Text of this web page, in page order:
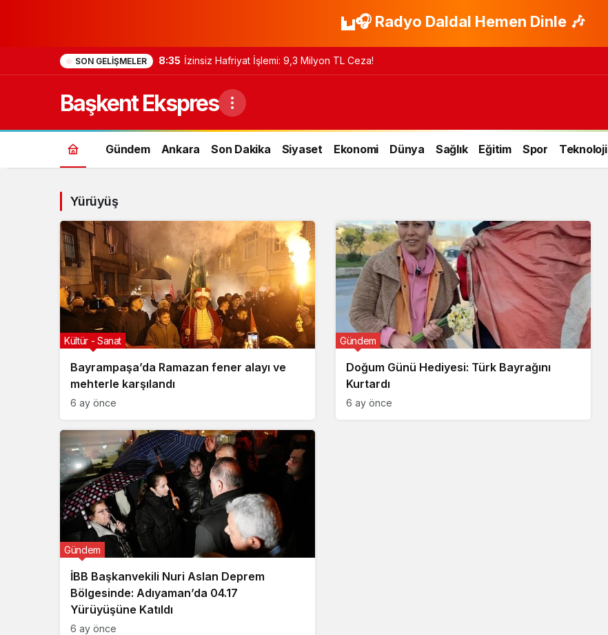
🎧 Radyo Daldal Hemen Dinle 🎶
SON GELIŞMELER 8:35 İzinsiz Hafriyat İşlemi: 9,3 Milyon TL Ceza!
Başkent Ekspres
Gündem Ankara Son Dakika Siyaset Ekonomi Dünya Sağlık Eğitim Spor Teknoloji
Yürüyüş
Bayrampaşa’da Ramazan fener alayı ve
mehterle karşılandı
Kültür - Sanat
6 ay önce
Doğum Günü Hediyesi: Türk Bayrağını
Kurtardı
Gündem
6 ay önce
İBB Başkanvekili Nuri Aslan Deprem
Bölgesinde: Adıyaman’da 04.17
Yürüyüşüne Katıldı
Gündem
6 ay önce